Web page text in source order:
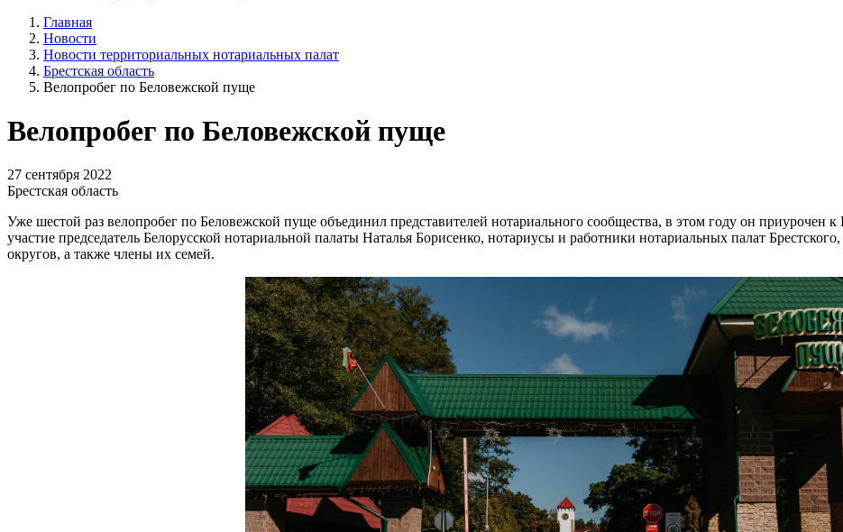
Главная
Новости
Новости территориальных нотариальных палат
Брестская область
Велопробег по Беловежской пуще
Велопробег по Беловежской пуще
27 сентября 2022
Брестская область
Уже шестой раз велопробег по Беловежской пуще объединил представителей нотариального сообщества, в этом году он приурочен
участие председатель Белорусской нотариальной палаты Наталья Борисенко, нотариусы и работники нотариальных палат
округов, а также члены их семей.